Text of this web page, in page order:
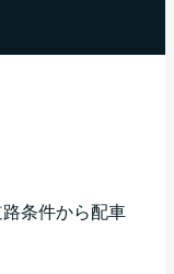
条件から配車